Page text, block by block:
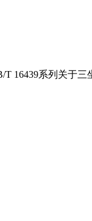
系列关于三